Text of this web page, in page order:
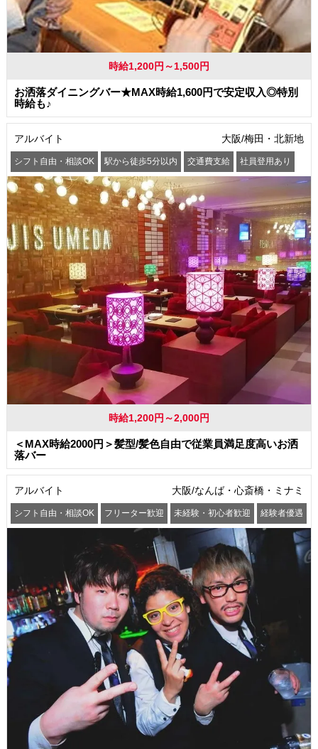
時給1,200円～1,500円
お洒落ダイニングバー★MAX時給1,600円で安定収入◎特別
時給も♪
アルバイト 大阪/梅田・北新地
シフト自由・相談OK 駅から徒歩5分以内 交通費支給 社員登用あり
時給1,200円～2,000円
＜MAX時給2000円＞髪型/髪色自由で従業員満足度高いお洒
落バー
アルバイト 大阪/なんば・心斎橋・ミナミ
シフト自由・相談OK フリーター歓迎 未経験・初心者歓迎 経験者優遇